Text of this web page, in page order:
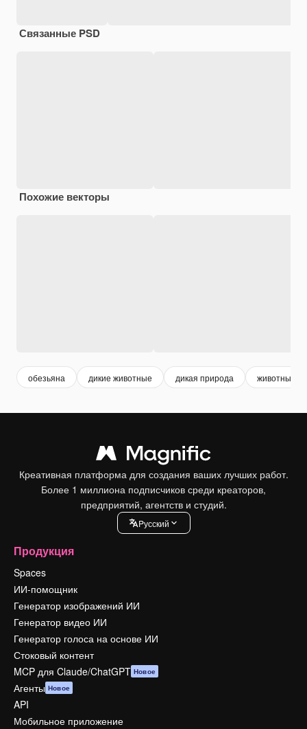
Связанные PSD
Похожие векторы
обезьяна дикие животные дикая природа животные
Креативная платформа для создания ваших лучших работ.
Более 1 миллиона подписчиков среди креаторов,
предприятий, агентств и студий.
Pусский
Продукция
Spaces
ИИ-помощник
Генератор изображений ИИ
Генератор видео ИИ
Генератор голоса на основе ИИ
Стоковый контент
MCP для Claude/ChatGPT Новое
Агенты Новое
API
Мобильное приложение